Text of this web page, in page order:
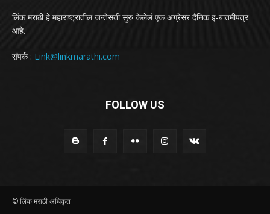
लिंक मराठी हे महाराष्ट्रातील जन्तेसती सुरु केलेलं एक अग्रेसर दैनिक इ-बातमीपत्र
आहे.
संपर्क : Link@linkmarathi.com
FOLLOW US
© लिंक मराठी अधिकृत